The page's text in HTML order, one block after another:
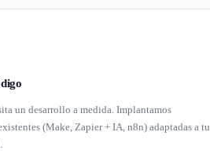
un desarrollo a medida. Implantamos
(Make, Zapier + IA, n8n) adaptadas a tu